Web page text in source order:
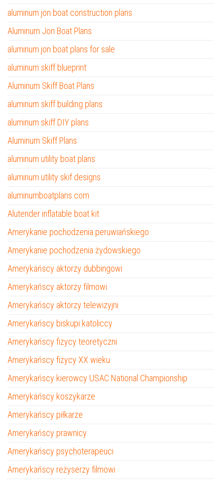
aluminum jon boat construction plans
Aluminum Jon Boat Plans
aluminum jon boat plans for sale
aluminum skiff blueprint
Aluminum Skiff Boat Plans
aluminum skiff building plans
aluminum skiff DIY plans
Aluminum Skiff Plans
aluminum utility boat plans
aluminum utility skif designs
aluminumboatplans.com
Alutender inflatable boat kit
Amerykanie pochodzenia peruwiańskiego
Amerykanie pochodzenia żydowskiego
Amerykańscy aktorzy dubbingowi
Amerykańscy aktorzy filmowi
Amerykańscy aktorzy telewizyjni
Amerykańscy biskupi katoliccy
Amerykańscy fizycy teoretyczni
Amerykańscy fizycy XX wieku
Amerykańscy kierowcy USAC National Championship
Amerykańscy koszykarze
Amerykańscy piłkarze
Amerykańscy prawnicy
Amerykańscy psychoterapeuci
Amerykańscy reżyserzy filmowi